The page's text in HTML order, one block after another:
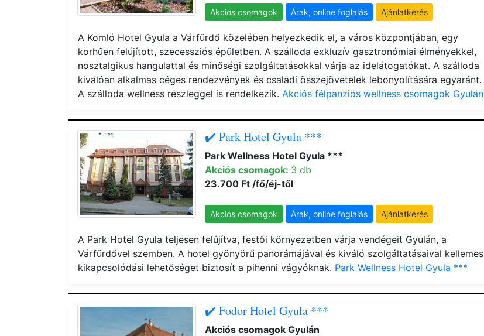
Akciós csomagok Árak, online foglalás Ajánlatkérés
A Komló Hotel Gyula a Várfürdő közelében helyezkedik el, a város központjában, egy
korhűen felújított, szecessziós épületben. A szálloda exkluzív gasztronómiai élményekkel,
nosztalgikus hangulattal és minőségi szolgáltatásokkal várja az idelátogatókat. A szálloda
kiválóan alkalmas céges rendezvények és családi összejövetelek lebonyolítására egyaránt.
A szálloda wellness részleggel is rendelkezik. Akciós félpanziós wellness csomagok Gyulán
✔️ Park Hotel Gyula ***
Park Wellness Hotel Gyula ***
Akciós csomagok: 3 db
23.700 Ft /fő/éj-től
Akciós csomagok Árak, online foglalás Ajánlatkérés
A Park Hotel Gyula teljesen felújítva, festői környezetben várja vendégeit Gyulán, a
Várfürdővel szemben. A hotel gyönyörű panorámájával és kiváló szolgáltatásaival kellemes
kikapcsolódási lehetőséget biztosít a pihenni vágyóknak. Park Wellness Hotel Gyula ***
✔️ Fodor Hotel Gyula ***
Akciós csomagok Gyulán